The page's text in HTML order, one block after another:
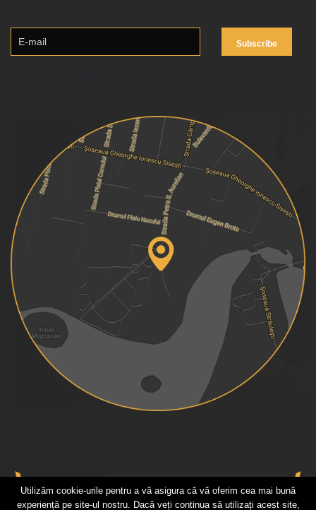
Utilizăm cookie-urile pentru a vă asigura că vă oferim cea mai bună
experiență pe site-ul nostru. Dacă veți continua să utilizați acest site,